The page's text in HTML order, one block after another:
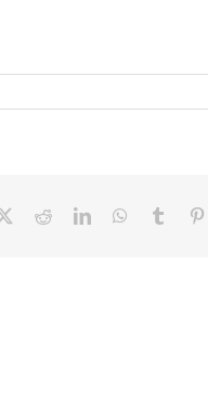
RedditLinkedInWhatsApp
Tumblr